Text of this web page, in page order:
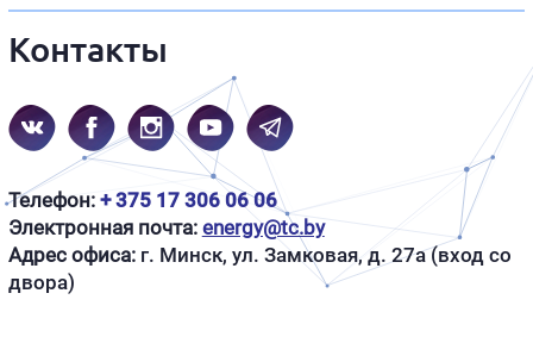
Контакты
Телефон: + 375 17 306 06 06
Электронная почта: energy@tc.by
Адрес офиса: г. Минск, ул. Замковая, д. 27а (вход со
двора)